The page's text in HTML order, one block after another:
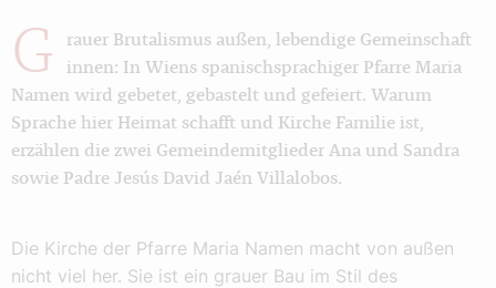
G
rauer Brutalismus außen, lebendige Gemeinschaft
innen: In Wiens spanischsprachiger Pfarre Maria
Namen wird gebetet, gebastelt und gefeiert. Warum
Sprache hier Heimat schafft und Kirche Familie ist,
erzählen die zwei Gemeindemitglieder Ana und Sandra
sowie Padre Jesús David Jaén Villalobos.
Die Kirche der Pfarre Maria Namen macht von außen
nicht viel her. Sie ist ein grauer Bau im Stil des